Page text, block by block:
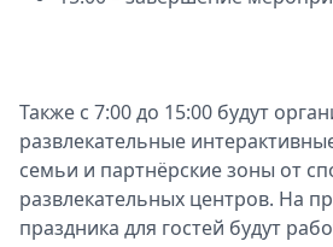
Также с 7:00 до 15:00 будут
развлекательные
семьи и партнёрские зоны от
развлекательных центров. На
праздника для гостей будут